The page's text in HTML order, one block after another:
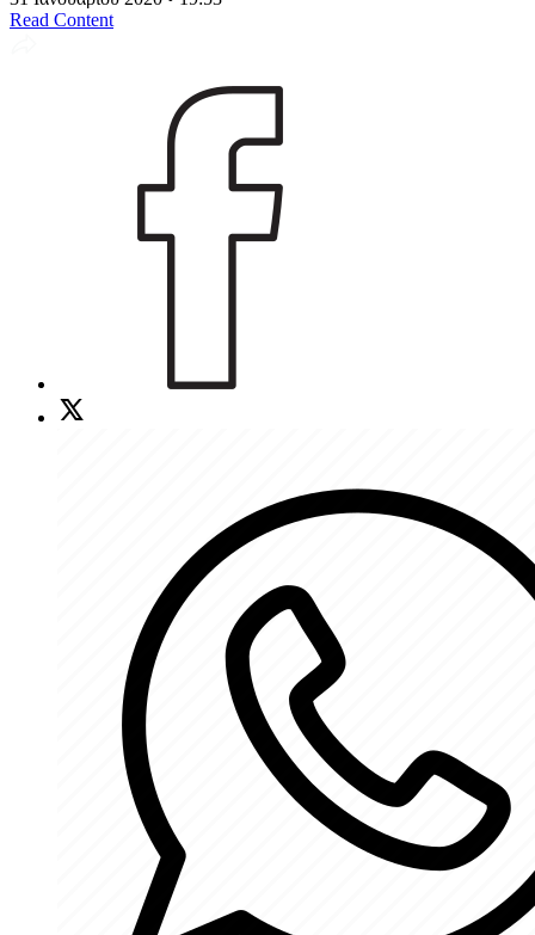
Read Content